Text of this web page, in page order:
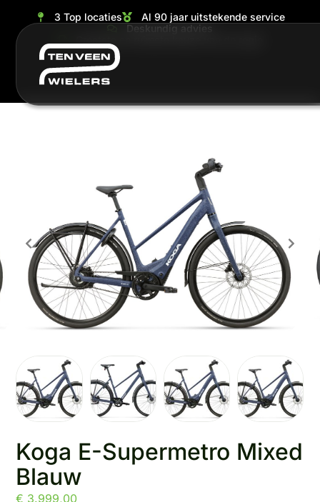
3 Top locaties
Al 90 jaar uitstekende service
Deskundig advies
Koga E-Supermetro Mixed
Blauw
€ 3.999,00